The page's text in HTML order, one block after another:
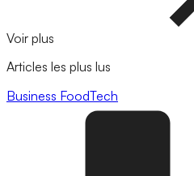
Voir plus
Articles les plus lus
Business FoodTech